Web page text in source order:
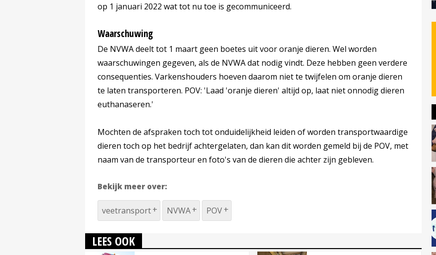
op 1 januari 2022 wat tot nu toe is gecommuniceerd.
Waarschuwing
De NVWA deelt tot 1 maart geen boetes uit voor oranje dieren. Wel worden
waarschuwingen gegeven, als de NVWA dat nodig vindt. Deze hebben geen verdere
consequenties. Varkenshouders hoeven daarom niet te twijfelen om oranje dieren
te laten transporteren. POV: 'Laad 'oranje dieren' altijd op, laat niet onnodig dieren
euthanaseren.'
Mochten de afspraken toch tot onduidelijkheid leiden of worden transportwaardige
dieren toch op het bedrijf achtergelaten, dan kan dit worden gemeld bij de POV, met
naam van de transporteur en foto's van de dieren die achter zijn gebleven.
Bekijk meer over:
veetransport NVWA POV
LEES OOK